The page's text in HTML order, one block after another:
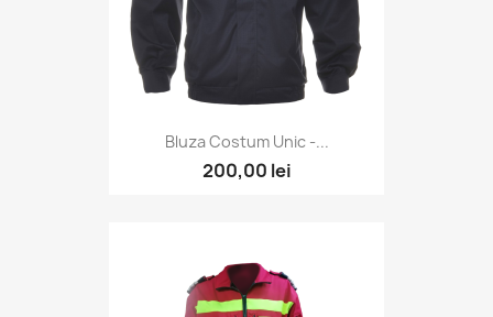
Bluza Costum Unic -...
200,00 lei